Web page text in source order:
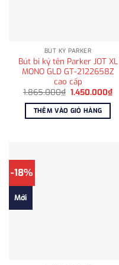
BÚT KÝ PARKER
Bút bi ký tên Parker JOT XL
MONO GLD GT-2122658Z
cao cấp
1.865.000₫ Giá
là:
1.865.000₫.
1.450.000₫Giá
THÊM VÀO GIỎ HÀNG
-18%
Mới